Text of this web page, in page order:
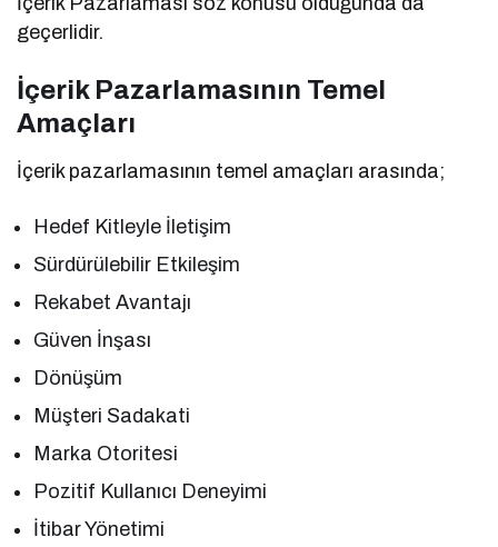
geçerlidir.
İçerik Pazarlamasının Temel
Amaçları
İçerik pazarlamasının temel amaçları arasında;
Hedef Kitleyle İletişim
Sürdürülebilir Etkileşim
Rekabet Avantajı
Güven İnşası
Dönüşüm
Müşteri Sadakati
Marka Otoritesi
Pozitif Kullanıcı Deneyimi
İtibar Yönetimi